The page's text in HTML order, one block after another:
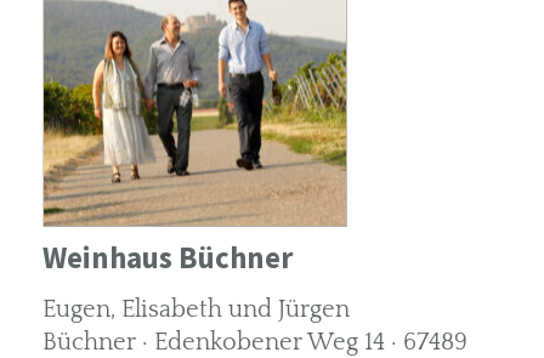
Weinhaus Büchner
Eugen, Elisabeth und Jürgen
Büchner · Edenkobener Weg 14 · 67489